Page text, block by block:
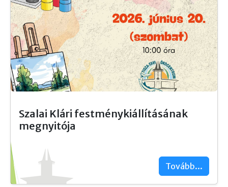
Szalai Klári festménykiállításának
megnyitója
Tovább...